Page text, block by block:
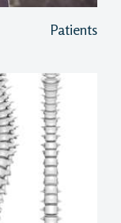
Patients